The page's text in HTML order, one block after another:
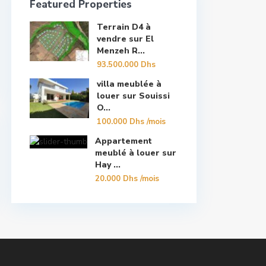
Featured Properties
Terrain D4 à
vendre sur El
Menzeh R...
93.500.000 Dhs
villa meublée à
louer sur Souissi
O...
100.000 Dhs/mois
Appartement
meublé à louer sur
Hay ...
20.000 Dhs/mois